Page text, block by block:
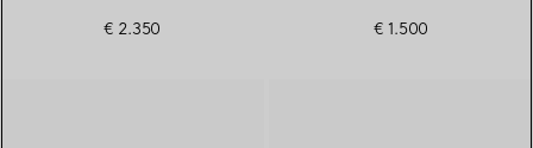
€ 2.350
€ 1.500